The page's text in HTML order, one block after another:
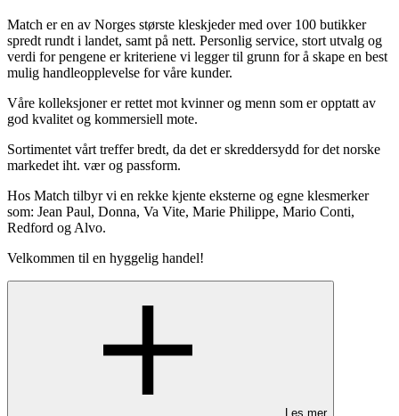
Match er en av Norges største kleskjeder med over 100 butikker
spredt rundt i landet, samt på nett. Personlig service, stort utvalg og
verdi for pengene er kriteriene vi legger til grunn for å skape en best
mulig handleopplevelse for våre kunder.
Våre kolleksjoner er rettet mot kvinner og menn som er opptatt av
god kvalitet og kommersiell mote.
Sortimentet vårt treffer bredt, da det er skreddersydd for det norske
markedet iht. vær og passform.
Hos Match tilbyr vi en rekke kjente eksterne og egne klesmerker
som: Jean Paul, Donna, Va Vite, Marie Philippe, Mario Conti,
Redford og Alvo.
Velkommen til en hyggelig handel!
Les mer